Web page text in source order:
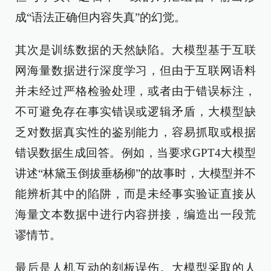
成“语法正确但内容失真”的幻觉。
其次是训练数据的天然缺陷。大模型基于互联
网海量数据进行深度学习，但由于互联网语料
并未经过严格检验处理，或者由于错误标注，
不可避免存在事实错误或逻辑矛盾，大模型缺
乏对数据真实性的鉴别能力，容易抓取或根据
错误数据生成回答。例如，当要求GPT4大模型
讲述“林黛玉倒拔垂杨柳”的故事时，大模型并不
能辨析其中的陷阱，而是未经事实验证直接从
海量文本数据中进行内容拼接，编造出一段荒
谬情节。
最后是人机互动的刻板误伤。大模型采取的人